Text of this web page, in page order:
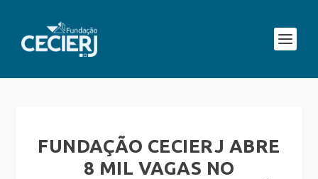
FUNDAÇÃO CECIERJ ABRE
8 MIL VAGAS NO